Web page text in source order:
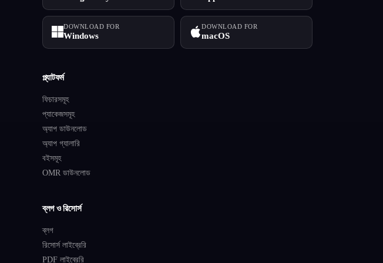
DOWNLOAD FOR
Windows
DOWNLOAD FOR
macOS
প্ল্যাটফর্ম
ফিচারসমূহ
প্যাকেজসমূহ
অ্যাপ ডাউনলোড
অ্যাপ গ্যালারি
বইসমূহ
OMR ডাউনলোড
ব্লগ ও রিসোর্স
ব্লগ
রিসোর্স লাইব্রেরি
PDF লাইব্রেরি